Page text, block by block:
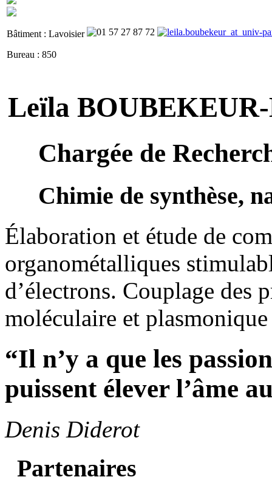
Bâtiment : Lavoisier
Bureau : 850
Leïla
Chargée de
Chimie de synthèse,
Élaboration et étude de
organométalliques
d’électrons. Couplage des
moléculaire et plasmonique
“Il n’y a que les
puissent élever l’âme
Denis Diderot
Partenaires